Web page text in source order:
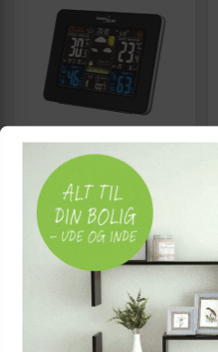
GREENBLUE
Vejrstation med farvedisplay
- GreenBlue GB523, sort,
batteridrevet
(72)